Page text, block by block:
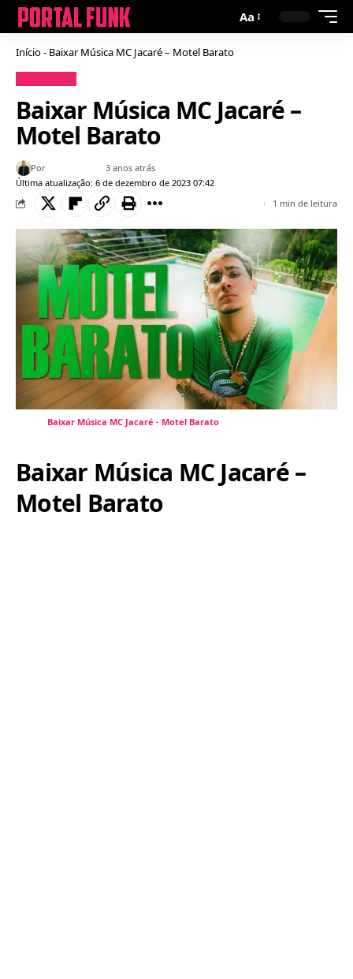
Aa
Início- Baixar Música MC Jacaré – Motel Barato
Baixar Música MC Jacaré –
Motel Barato
Última atualização: 6 de dezembro de 2023 07:42
Por Bruno Gabriel3 anos atrás
1 min de leitura
Baixar Música MC Jacaré - Motel Barato
Baixar Música MC Jacaré –
Motel Barato